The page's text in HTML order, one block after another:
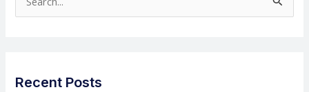
e
c
Recent Posts